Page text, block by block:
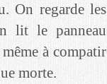
On regarde les
lit le panneau
à compatir
morte.